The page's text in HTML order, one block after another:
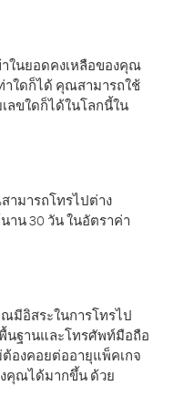
าในยอดคงเหลือของคุณ
าใดก็ได้ คุณสามารถใช้
ลขใดก็ได้ในโลกนี้ใน
ามารถโทรไปต่าง
าน 30 วัน ในอัตราค่า
มีอิสระในการโทรไป
นฐานและโทรศัพท์มือถือ
องคอยต่ออายุแพ็คเกจ
คุณได้มากขึ้น ด้วย